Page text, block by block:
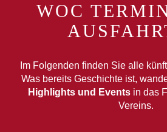
WOC
Im Folgenden finden Sie alle
Was bereits Geschichte ist,
Highlights und Eventsin das
Vereins.